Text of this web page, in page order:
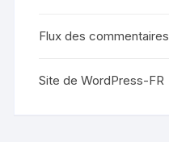
Flux des commentaires
Site de WordPress-FR